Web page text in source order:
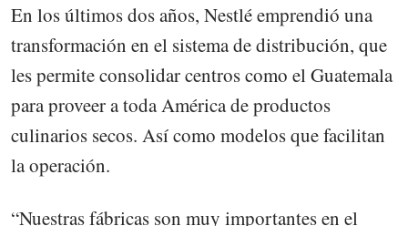
En los últimos dos años, Nestlé emprendió una
transformación en el sistema de distribución, que
les permite consolidar centros como el Guatemala
para proveer a toda América de productos
culinarios secos. Así como modelos que facilitan
la operación.
“Nuestras fábricas son muy importantes en el